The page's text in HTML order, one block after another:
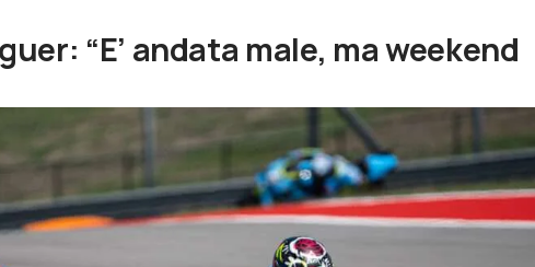
“E’ andata male, ma weekend